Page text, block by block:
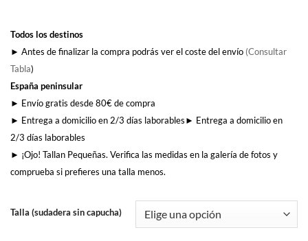
Todos los destinos
► Antes de finalizar la compra podrás ver el coste del envío (Consultar
Tabla)
España peninsular
► Envío gratis desde 80€ de compra
► Entrega a domicilio en 2/3 días laborables► Entrega a domicilio en
2/3 días laborables
► ¡Ojo! Tallan Pequeñas. Verifica las medidas en la galería de fotos y
comprueba si prefieres una talla menos.
Talla (sudadera sin capucha)